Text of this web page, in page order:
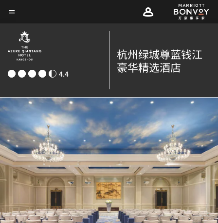
Skip
main
content
4.4
杭州绿城尊蓝钱江
豪华精选酒店